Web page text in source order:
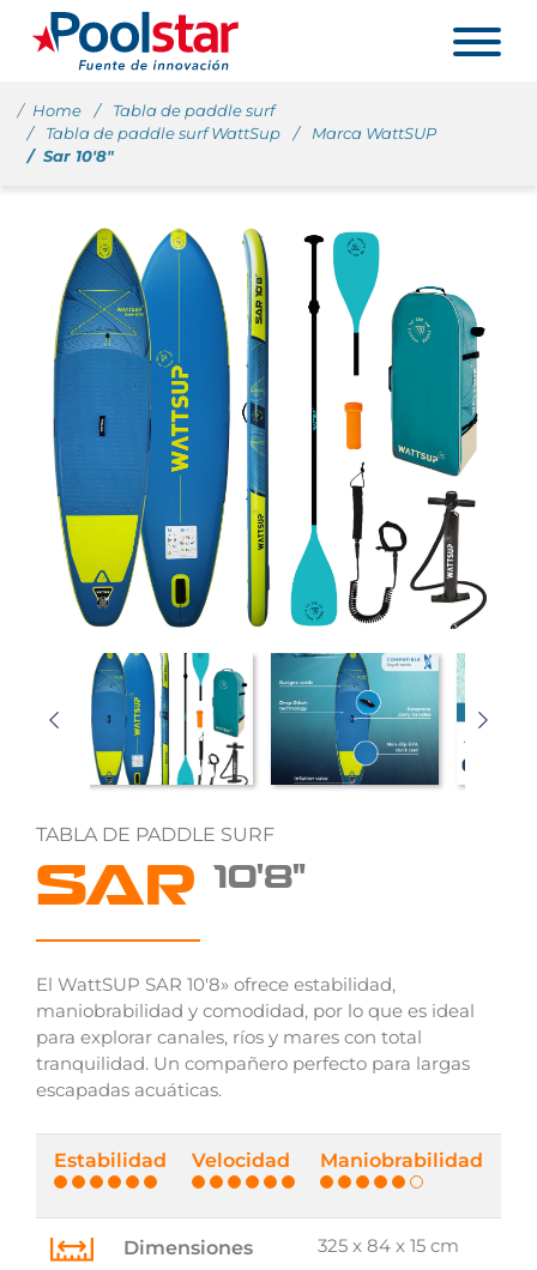
Home
Tabla de paddle surf
Tabla de paddle surf WattSup
Marca WattSUP
Sar 10'8"
TABLA DE PADDLE SURF
SAR 10'8"
El WattSUP SAR 10'8» ofrece estabilidad,
maniobrabilidad y comodidad, por lo que es ideal
para explorar canales, ríos y mares con total
tranquilidad. Un compañero perfecto para largas
escapadas acuáticas.
Estabilidad Velocidad Maniobrabilidad
Dimensiones 325 x 84 x 15 cm